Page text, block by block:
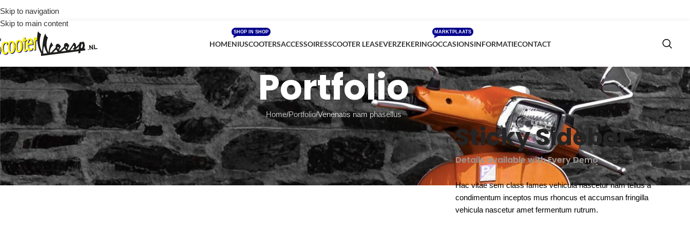
Skip to navigation
Skip to main content
HOMENIU
SHOP IN SHOP
SCOOTERSACCESSOIRESSCOOTER LEASEVERZEKERINGOCCASIONS
MARKTPLAATS
INFORMATIECONTACT
Portfolio
Home Portfolio Venenatis nam phasellus
Sticky Sidebar
Details available with Every Demo
Hac vitae sem class fames vehicula nascetur nam tellus a
condimentum inceptos mus rhoncus et accumsan fringilla
vehicula nascetur amet fermentum rutrum.